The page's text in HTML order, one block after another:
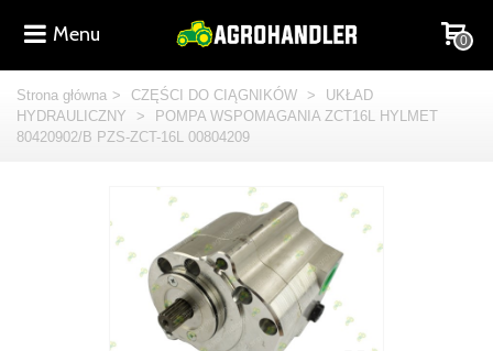
Menu 0
Strona główna > CZĘŚCI DO CIĄGNIKÓW >
UKŁAD
HYDRAULICZNY
>
POMPA WSPOMAGANIA ZCT16L HYLMET
80420902/B PZS-ZCT-16L 00804209